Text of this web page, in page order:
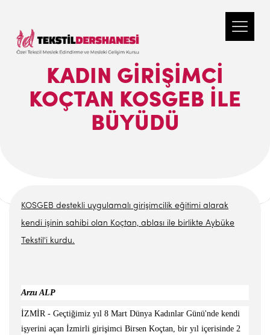
KADIN GIRIŞIMCI
KOÇTAN KOSGEB ILE
BÜYÜDÜ
KOSGEB destekli uygulamalı girişimcilik eğitimi alarak
kendi işinin sahibi olan Koçtan, ablası ile birlikte Aybüke
Tekstil'i kurdu.
Arzu ALP
İZMİR - Geçtiğimiz yıl 8 Mart Dünya Kadınlar Günü'nde kendi
işyerini açan İzmirli girişimci Birsen Koçtan, bir yıl içerisinde 2